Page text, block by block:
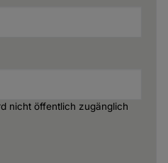
nicht öffentlich zugänglich